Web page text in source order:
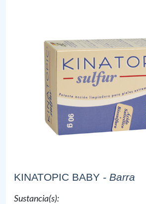
KINATOPIC BABY - Barra
Sustancia(s):